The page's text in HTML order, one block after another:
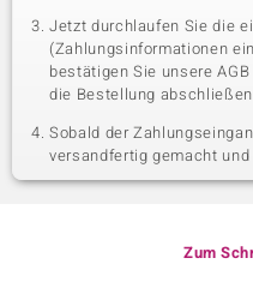
Jetzt durchlaufen Sie die
(Zahlungsinformationen
bestätigen Sie unsere
die Bestellung
Sobald der
versandfertig gemacht
Zum